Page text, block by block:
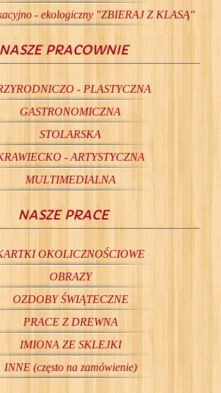
- ekologiczny "ZBIERAJ Z KLASĄ"
NASZE PRACOWNIE
- PLASTYCZNA
GASTRONOMICZNA
STOLARSKA
- ARTYSTYCZNA
MULTIMEDIALNA
NASZE PRACE
OKOLICZNOŚCIOWE
OBRAZY
OZDOBY ŚWIĄTECZNE
PRACE Z DREWNA
IMIONA ZE SKLEJKI
INNE (często na zamówienie)